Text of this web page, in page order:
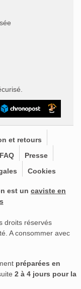
et retours
FAQ
Presse
Cookies
est un caviste en
droits réservés
A consommer avec
préparées en
2 à 4 jours pour la